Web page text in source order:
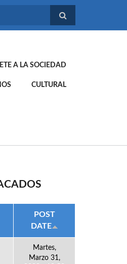
A LA SOCIEDAD
CULTURAL
POST
DATE
Martes,
Marzo 31,